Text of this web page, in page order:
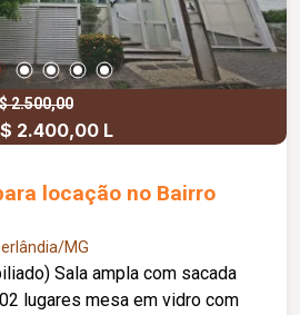
2.500,00
2.400,00 L
locação no Bairro
MG
Sala ampla com sacada
lugares mesa em vidro com